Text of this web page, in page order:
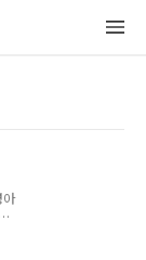
아